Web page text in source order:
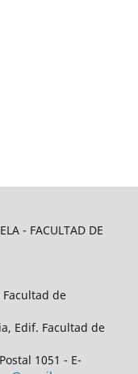
- FACULTAD DE
de
Edif. Facultad de
1051 - E-